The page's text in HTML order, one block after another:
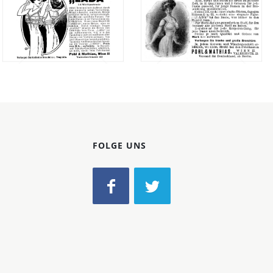
Konzerne
Epoche
Pohl & Mathias,Bild-ID: 46490
Pohl & Mathias,Bild-ID: 46623
FOLGE UNS